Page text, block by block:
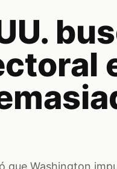
que Washington